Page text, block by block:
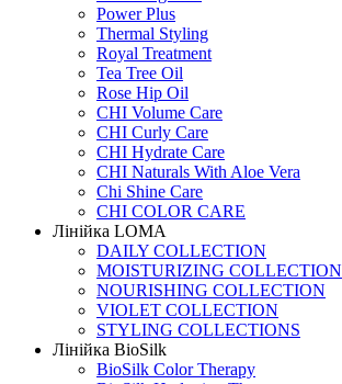
Power Plus
Thermal Styling
Royal Treatment
Tea Tree Oil
Rose Hip Oil
CHI Volume Care
CHI Curly Care
CHI Hydrate Care
CHI Naturals With Aloe Vera
Chi Shine Care
CHI COLOR CARE
Лінійка LOMA
DAILY COLLECTION
MOISTURIZING COLLECTION
NOURISHING COLLECTION
VIOLET COLLECTION
STYLING COLLECTIONS
Лінійка BioSilk
BioSilk Color Therapy